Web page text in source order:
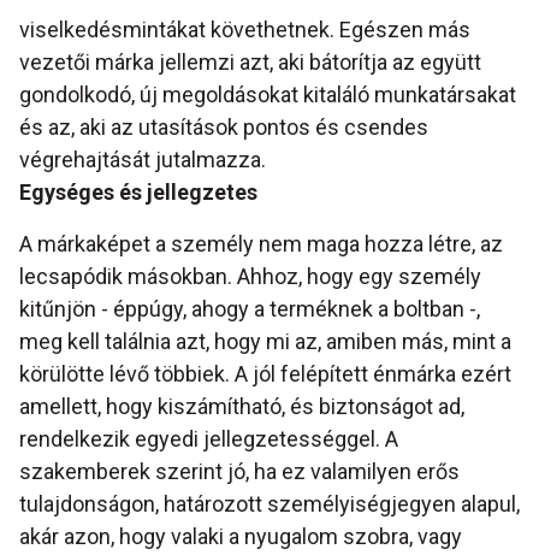
viselkedésmintákat követhetnek. Egészen más
vezetői márka jellemzi azt, aki bátorítja az együtt
gondolkodó, új megoldásokat kitaláló munkatársakat
és az, aki az utasítások pontos és csendes
végrehajtását jutalmazza.
Egységes és jellegzetes
A márkaképet a személy nem maga hozza létre, az
lecsapódik másokban. Ahhoz, hogy egy személy
kitűnjön - éppúgy, ahogy a terméknek a boltban -,
meg kell találnia azt, hogy mi az, amiben más, mint a
körülötte lévő többiek. A jól felépített énmárka ezért
amellett, hogy kiszámítható, és biztonságot ad,
rendelkezik egyedi jellegzetességgel. A
szakemberek szerint jó, ha ez valamilyen erős
tulajdonságon, határozott személyiségjegyen alapul,
akár azon, hogy valaki a nyugalom szobra, vagy